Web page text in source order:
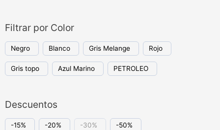
Filtrar por Color
Negro Blanco Gris Melange Rojo
Gris topo Azul Marino PETROLEO
Descuentos
-15% -20% -30% -50%